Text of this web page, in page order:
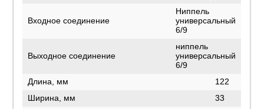
Входное соединение
Ниппель
универсальный
6/9
Выходное соединение
ниппель
универсальный
6/9
Длина, мм
122
Ширина, мм
33